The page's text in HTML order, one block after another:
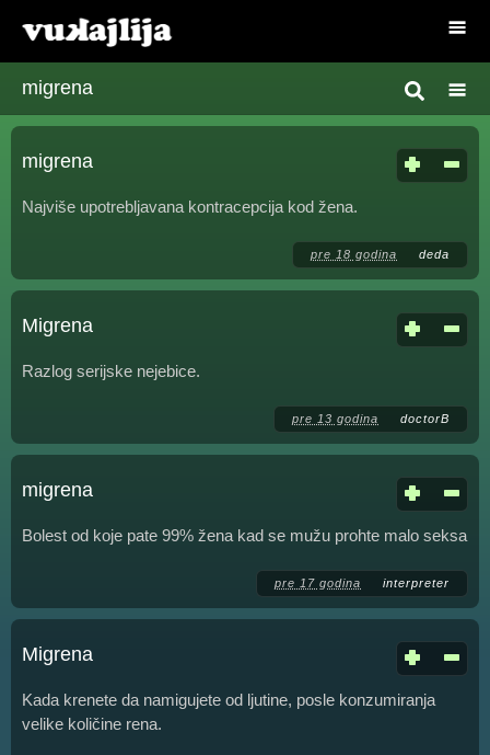
migrena
migrena
Najviše upotrebljavana kontracepcija kod žena.
pre 18 godina deda
Migrena
Razlog serijske nejebice.
pre 13 godina doctorB
migrena
Bolest od koje pate 99% žena kad se mužu prohte malo seksa
pre 17 godina interpreter
Migrena
Kada krenete da namigujete od ljutine, posle konzumiranja
velike količine rena.